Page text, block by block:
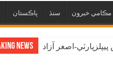
پاڪستان سنڌ مڪامي خبرون
News اصغر آزاد